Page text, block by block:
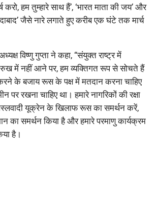
हम तुम्हारे साथ हैं’, ‘भारत माता की जय’ और
जैसे नारे लगाते हुए करीब एक घंटे तक मार्च
विष्णु गुप्ता ने कहा, “संयुक्त राष्ट्र में
रुख में नहीं आने पर, हम व्यक्तिगत रूप से सोचते हैं
के बजाय रूस के पक्ष में मतदान करना चाहिए
रखना चाहिए था। हमारे नागरिकों की रक्षा
यूक्रेन के खिलाफ रूस का समर्थन करें,
का समर्थन किया है और हमारे परमाणु कार्यक्रम
है।